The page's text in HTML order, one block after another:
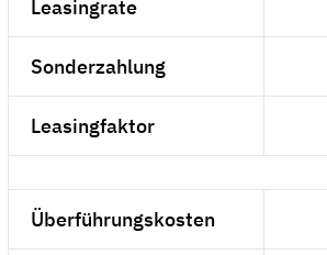
Leasingrate
Sonderzahlung
Leasingfaktor
Überführungskosten